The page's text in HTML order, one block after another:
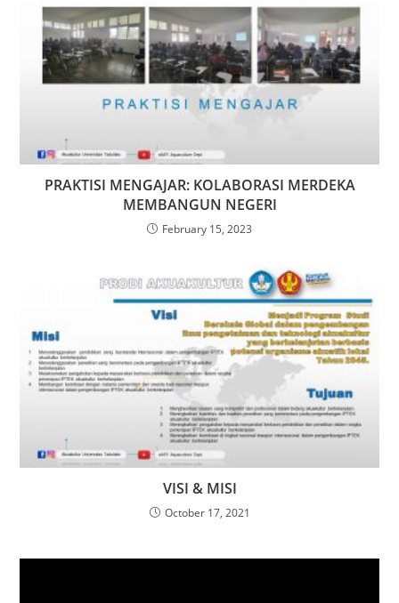
PRAKTISI MENGAJAR: KOLABORASI MERDEKA
MEMBANGUN NEGERI
February 15, 2023
VISI & MISI
October 17, 2021